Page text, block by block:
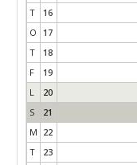
T
16
O
17
T
18
F
19
L
20
S
21
M 22
T
23